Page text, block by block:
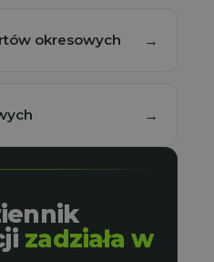
okresowych →
→
zadziała w